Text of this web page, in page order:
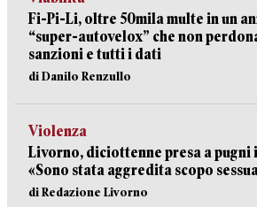
Fi-Pi-Li, oltre 50mila multe in un
“super-autovelox” che non
sanzioni e tutti i dati
di Danilo Renzullo
Violenza
Livorno, diciottenne presa a pugni
«Sono stata aggredita scopo
di Redazione Livorno